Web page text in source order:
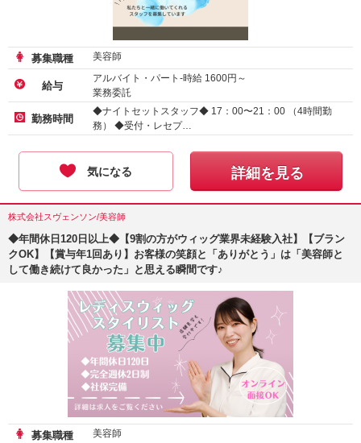
募集職種 美容師
給与
アルバイト・パート-時給 1600円～
業務委託
アルバイト・パート-時給1200円～
勤務時間
◆ナイトセットスタッフ◆ 17：00〜21：00 （4時間勤
務） ◆受付・レセプ…
気になる 詳細を見る
株式会社スヴェンソン/美容師
◆年間休日120日以上◆【9割の方がウィッグ業界未経験入社】【ブラン
クOK】【賞与年1回あり】お客様の笑顔と「ありがとう」は「美容師と
して働き続けて良かった」と思える瞬間です♪
募集職種 美容師